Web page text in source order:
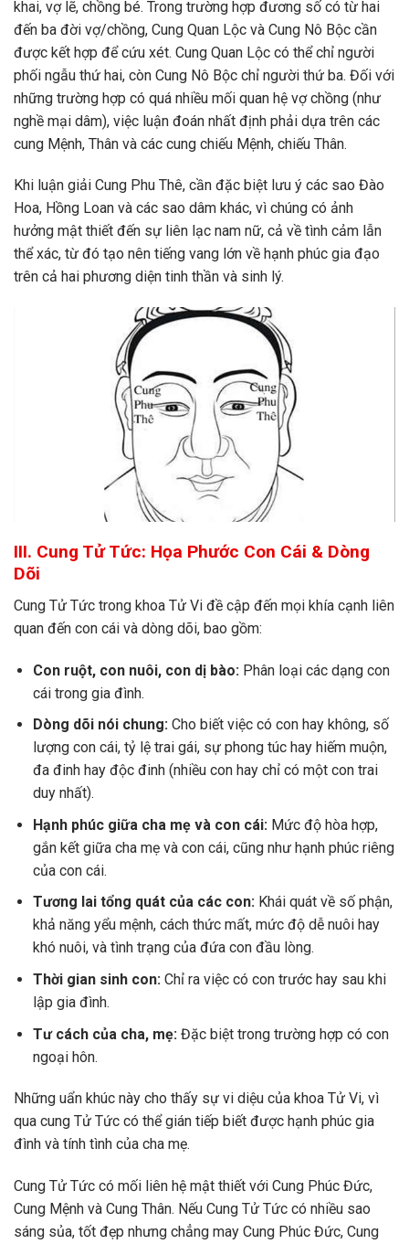
khai, vợ lẽ, chồng bé. Trong trường hợp đương số có từ hai
đến ba đời vợ/chồng, Cung Quan Lộc và Cung Nô Bộc cần
được kết hợp để cứu xét. Cung Quan Lộc có thể chỉ người
phối ngẫu thứ hai, còn Cung Nô Bộc chỉ người thứ ba. Đối với
những trường hợp có quá nhiều mối quan hệ vợ chồng (như
nghề mại dâm), việc luận đoán nhất định phải dựa trên các
cung Mệnh, Thân và các cung chiếu Mệnh, chiếu Thân.
Khi luận giải Cung Phu Thê, cần đặc biệt lưu ý các sao Đào
Hoa, Hồng Loan và các sao dâm khác, vì chúng có ảnh
hưởng mật thiết đến sự liên lạc nam nữ, cả về tình cảm lẫn
thể xác, từ đó tạo nên tiếng vang lớn về hạnh phúc gia đạo
trên cả hai phương diện tinh thần và sinh lý.
III. Cung Tử Tức: Họa Phước Con Cái & Dòng
Dõi
Cung Tử Tức trong khoa Tử Vi đề cập đến mọi khía cạnh liên
quan đến con cái và dòng dõi, bao gồm:
Con ruột, con nuôi, con dị bào: Phân loại các dạng con
cái trong gia đình.
Dòng dõi nói chung:Cho biết việc có con hay không, số
lượng con cái, tỷ lệ trai gái, sự phong túc hay hiếm muộn,
đa đinh hay độc đinh (nhiều con hay chỉ có một con trai
duy nhất).
Hạnh phúc giữa cha mẹ và con cái: Mức độ hòa hợp,
gắn kết giữa cha mẹ và con cái, cũng như hạnh phúc riêng
của con cái.
Tương lai tổng quát của các con:Khái quát về số phận,
khả năng yểu mệnh, cách thức mất, mức độ dễ nuôi hay
khó nuôi, và tình trạng của đứa con đầu lòng.
Thời gian sinh con:Chỉ ra việc có con trước hay sau khi
lập gia đình.
Tư cách của cha, mẹ: Đặc biệt trong trường hợp có con
ngoại hôn.
Những uẩn khúc này cho thấy sự vi diệu của khoa Tử Vi, vì
qua cung Tử Tức có thể gián tiếp biết được hạnh phúc gia
đình và tính tình của cha mẹ.
Cung Tử Tức có mối liên hệ mật thiết với Cung Phúc Đức,
Cung Mệnh và Cung Thân. Nếu Cung Tử Tức có nhiều sao
sáng sủa, tốt đẹp nhưng chẳng may Cung Phúc Đức, Cung